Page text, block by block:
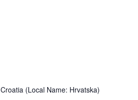
Croatia (Local Name: Hrvatska)